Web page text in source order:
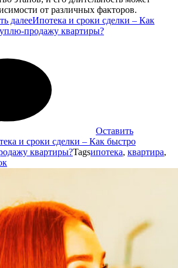
от различных факторов.
далееИпотека и сроки сделки – Как
продажу квартиры?
Оставить
и сроки сделки – Как быстро
квартиры?Tagsипотека, квартира,